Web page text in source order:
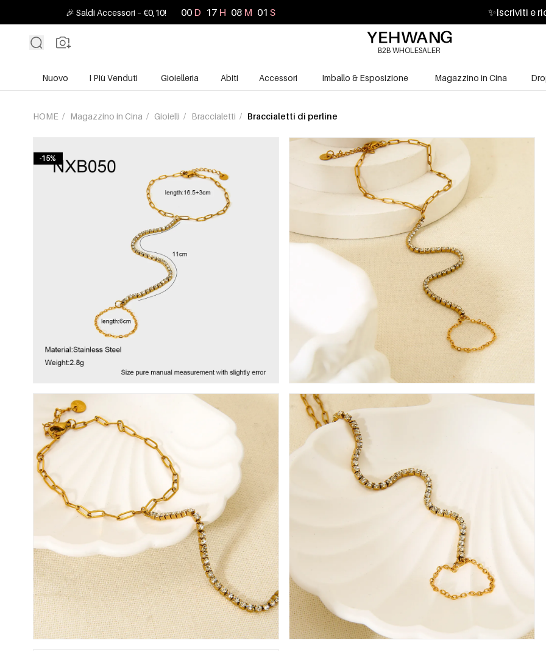
🎉 Saldi Accessori – €0,10! 00 D 17 H 07 M 58 S ✨Iscriviti e
B2B WHOLESALER
Nuovo I Più Venduti Gioielleria Abiti Accessori Imballo & Esposizione Magazzino in Cina
HOME / Magazzino in Cina / Gioielli / Braccialetti / Braccialetti di perline
-15%